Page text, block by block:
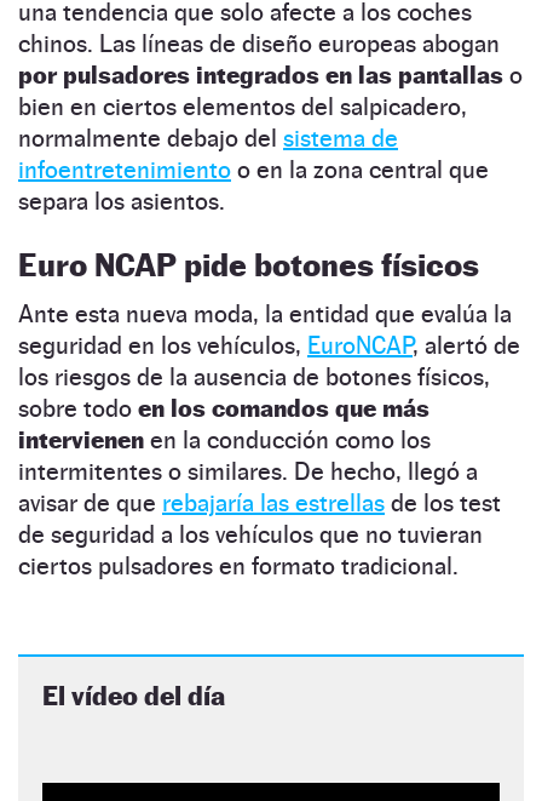
una tendencia que solo afecte a los coches
chinos. Las líneas de diseño europeas abogan
por pulsadores integrados en las pantallas o
bien en ciertos elementos del salpicadero,
normalmente debajo del sistema de
infoentretenimiento o en la zona central que
separa los asientos.
Euro NCAP pide botones físicos
Ante esta nueva moda, la entidad que evalúa la
seguridad en los vehículos, EuroNCAP, alertó de
los riesgos de la ausencia de botones físicos,
sobre todo en los comandos que más
intervienen en la conducción como los
intermitentes o similares. De hecho, llegó a
avisar de que rebajaría las estrellas de los test
de seguridad a los vehículos que no tuvieran
ciertos pulsadores en formato tradicional.
El vídeo del día